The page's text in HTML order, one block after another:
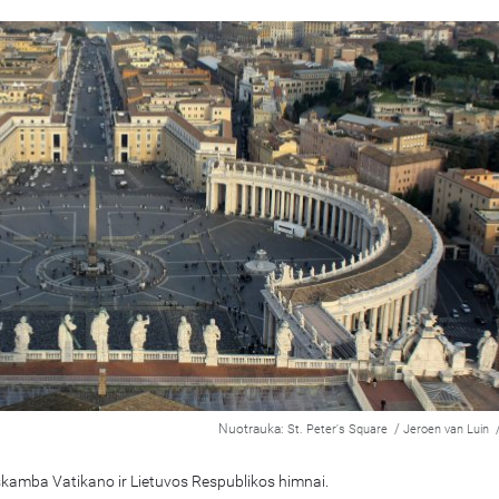
Nuotrauka: St. Peter's Square / Jeroen van Luin
Vatikano ir Lietuvos Respublikos himnai.